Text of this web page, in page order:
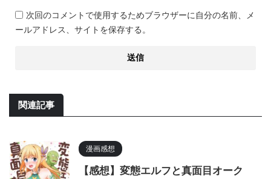
次回のコメントで使用するためブラウザーに自分の名前、メ
ールアドレス、サイトを保存する。
関連記事
漫画感想
【感想】変態エルフと真面目オーク